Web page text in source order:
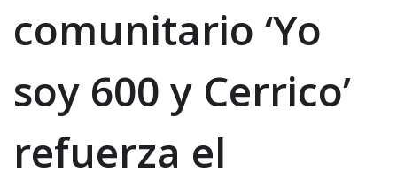
comunitario ‘Yo
soy 600 y Cerrico’
refuerza el